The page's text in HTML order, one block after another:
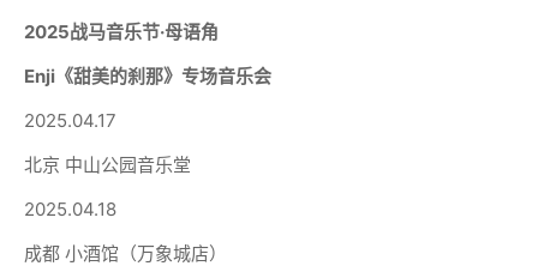
2025战马音乐节·母语角
Enji《甜美的刹那》专场音乐会
2025.04.17
北京 中山公园音乐堂
2025.04.18
成都 小酒馆（万象城店）